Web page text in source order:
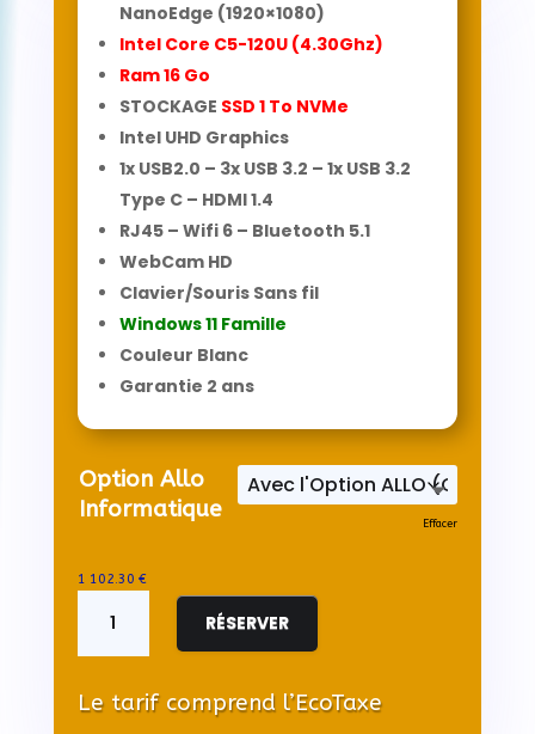
NanoEdge (1920×1080)
Intel Core C5-120U (4.30Ghz)
Ram 16 Go
STOCKAGE SSD 1 To NVMe
Intel UHD Graphics
1x USB2.0 – 3x USB 3.2 – 1x USB 3.2
Type C – HDMI 1.4
RJ45 – Wifi 6 – Bluetooth 5.1
WebCam HD
Clavier/Souris Sans fil
Windows 11 Famille
Couleur Blanc
Garantie 2 ans
Option Allo
Informatique
Effacer
1 102.30 €
Tout-
Un
RÉSERVER
Le tarif comprend l’EcoTaxe